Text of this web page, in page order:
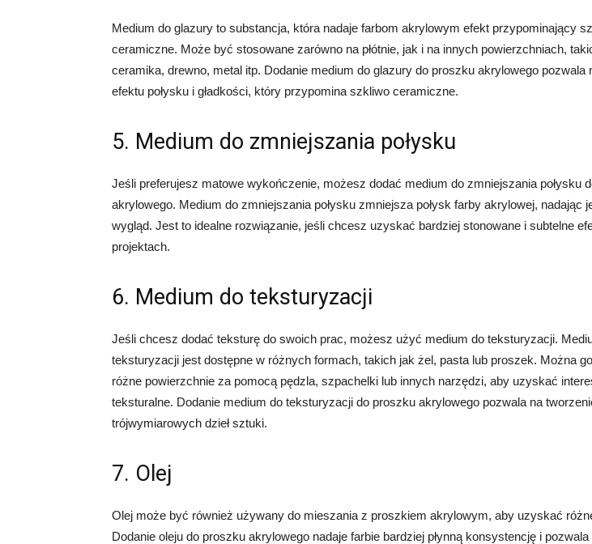
Medium do glazury to substancja, która nadaje farbom akrylowym efekt przypominający
ceramiczne. Może być stosowane zarówno na płótnie, jak i na innych powierzchniach,
ceramika, drewno, metal itp. Dodanie medium do glazury do proszku akrylowego pozwala
efektu połysku i gładkości, który przypomina szkliwo ceramiczne.
5. Medium do zmniejszania połysku
Jeśli preferujesz matowe wykończenie, możesz dodać medium do zmniejszania połysku
akrylowego. Medium do zmniejszania połysku zmniejsza połysk farby akrylowej, nadając
wygląd. Jest to idealne rozwiązanie, jeśli chcesz uzyskać bardziej stonowane i subtelne
projektach.
6. Medium do teksturyzacji
Jeśli chcesz dodać teksturę do swoich prac, możesz użyć medium do teksturyzacji.
teksturyzacji jest dostępne w różnych formach, takich jak żel, pasta lub proszek. Można
różne powierzchnie za pomocą pędzla, szpachelki lub innych narzędzi, aby uzyskać
teksturalne. Dodanie medium do teksturyzacji do proszku akrylowego pozwala na
trójwymiarowych dzieł sztuki.
7. Olej
Olej może być również używany do mieszania z proszkiem akrylowym, aby uzyskać
Dodanie oleju do proszku akrylowego nadaje farbie bardziej płynną konsystencję i pozwala